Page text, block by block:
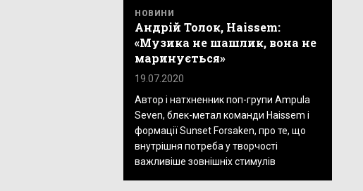
НОВИНИ
Андрій Толок, Haissem:
«Музика не шашлик, вона не
маринується»
19.07.2020
Автор і натхненник поп-групи Ampula
Seven, блек-метал команди Haissem і
формації Sunset Forsaken, про те, що
внутрішня потреба у творчості
важливіше зовнішніх стимулів